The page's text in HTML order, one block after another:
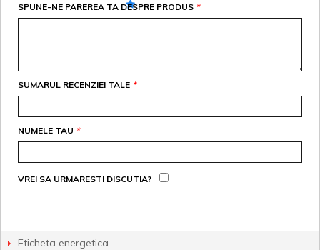
*
SPUNE-NE PAREREA TA DESPRE PRODUS
*
SUMARUL RECENZIEI TALE
*
NUMELE TAU
VREI SA URMARESTI DISCUTIA?
Eticheta energetica